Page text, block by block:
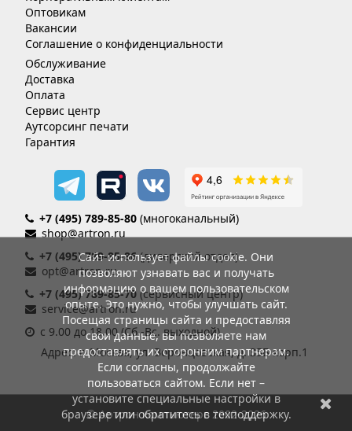
Оптовикам
Вакансии
Соглашение о конфиденциальности
Обслуживание
Доставка
Оплата
Сервис центр
Аутсорсинг печати
Гарантия
+7 (495) 789-85-80 (многоканальный)
shop@artron.ru
+7 (495) 789-85-86(дилерский отдел)
opt@artron.ru
+7 (495) 789-85-70 (сервисный центр)
service@artron.ru
с 9.00 до 18.00 (Сб.-Вс. выходной)
Адрес: г. Москва, ул. Воронцовская, д. 35Б корп.1
© Артрон компьютерс 2002-2026
Сайт использует файлы cookie. Они
позволяют узнавать вас и получать
информацию о вашем пользовательском
опыте. Это нужно, чтобы улучшать сайт.
Посещая страницы сайта и предоставляя
свои данные, вы позволяете нам
предоставлять их сторонним партнерам.
Если согласны, продолжайте
пользоваться сайтом. Если нет –
установите специальные настройки в
браузере или обратитесь в техподдержку.